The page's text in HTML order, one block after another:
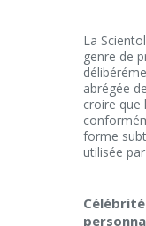
La
genre de
abrégée
croire que
forme
utilisée